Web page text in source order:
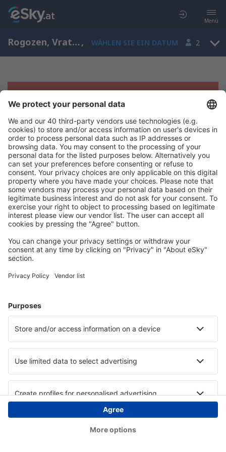
Menü
Rogozen, Vratsa, Bulgarien , WÄHLEN SIE EIN DATUM 2
Es tut uns leid, wir können keine
Ergebnisse aufzeigen
Bitte starten Sie Ihre Suche erneut mit anderen Suchkriterien.
Copyright © eSky.at. Alle Rechte vorbehalten.